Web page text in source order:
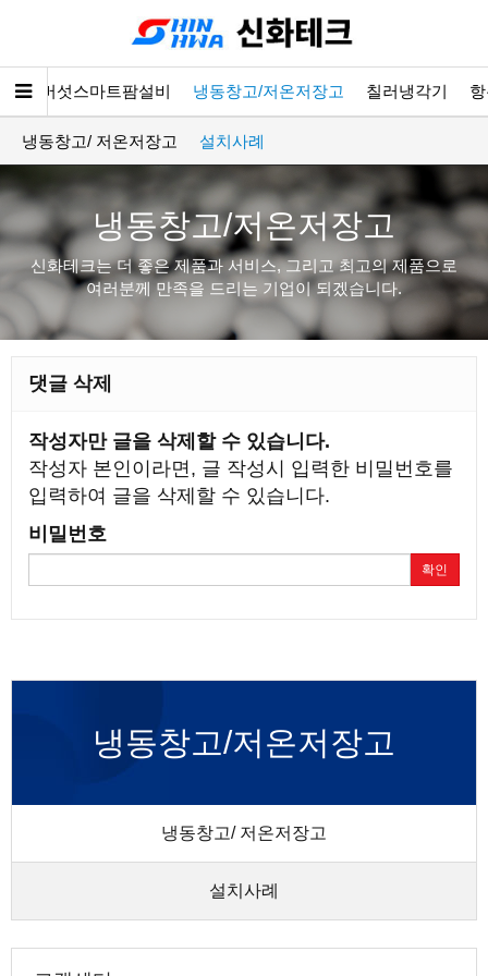
버섯스마트팜설비 냉동창고/저온저장고 칠러냉각기
냉동창고/ 저온저장고 설치사례
냉동창고/저온저장고
신화테크는 더 좋은 제품과 서비스, 그리고 최고의 제품으로
여러분께 만족을 드리는 기업이 되겠습니다.
댓글 삭제
작성자만 글을 삭제할 수 있습니다.
작성자 본인이라면, 글 작성시 입력한 비밀번호를
입력하여 글을 삭제할 수 있습니다.
비밀번호
확인
냉동창고/저온저장고
냉동창고/ 저온저장고
설치사례